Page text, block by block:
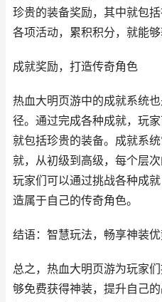
珍贵的装备奖励，其中就包
各项活动，累积积分，就能够
成就奖励，打造传奇角色
热血大明页游中的成就系统
径。通过完成各种成就，玩
就包括珍贵的装备。成就系
就，从初级到高级，每个层
玩家们可以通过挑战各种成
造属于自己的传奇角色。
结语：智慧玩法，畅享神装
总之， 热血大明页游为玩家
够免费获得神装，提升自己